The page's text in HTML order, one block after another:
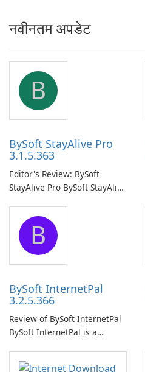
नवीनतम अपडेट
B
BySoft StayAlive Pro
3.1.5.363
Editor's Review: BySoft
StayAlive Pro BySoft StayAlive
application designed to
ensure the continuous and
uninterrupted operation of
your computer system.
B
BySoft InternetPal
3.2.5.366
Review of BySoft InternetPal
BySoft InternetPal is a
application designed to